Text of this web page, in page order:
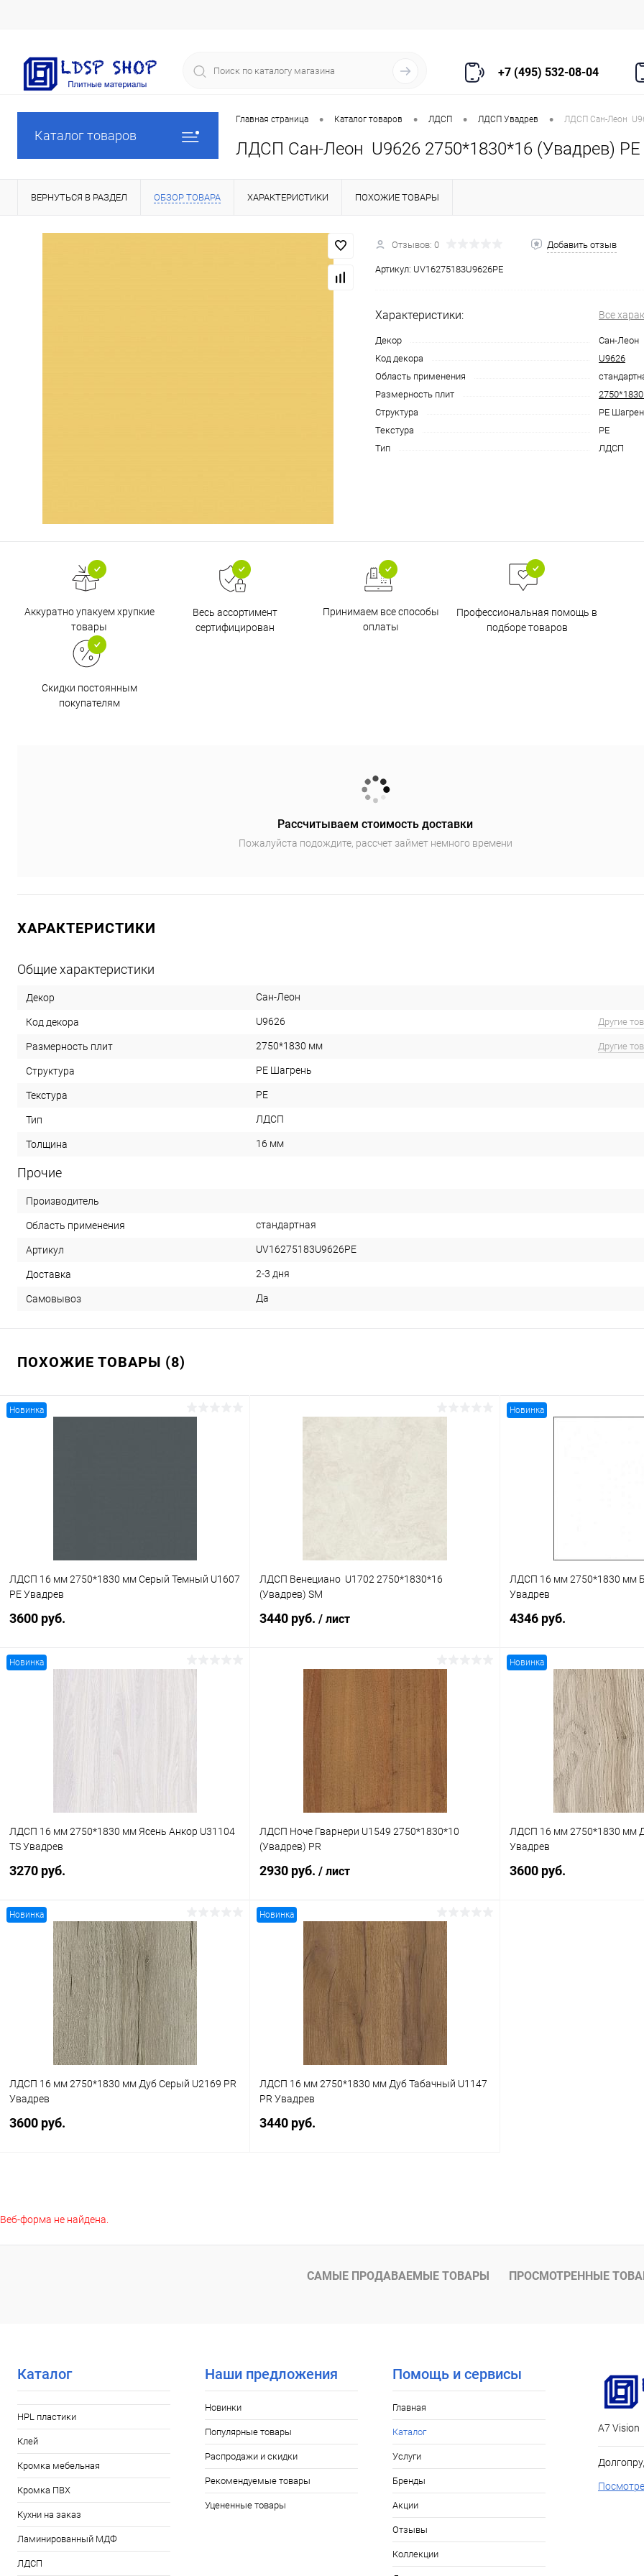
+7 (495) 532-08-04
Каталог товаров
Главная страница • Каталог товаров • ЛДСП • ЛДСП Увадрев • ЛДСП Сан-Леон
ЛДСП Сан-Леон U9626 2750*1830*16 (Увадрев) PE
ВЕРНУТЬСЯ В РАЗДЕЛ ОБЗОР ТОВАРА ХАРАКТЕРИСТИКИ ПОХОЖИЕ ТОВАРЫ
Отзывов: 0 Добавить отзыв
Артикул: UV16275183U9626PE
Характеристики: Все
Декор
Сан-Леон
Код декора
U9626
Область применения
Размерность плит
Структура
PE
Текстура
PE
Тип
ЛДСП
Аккуратно упакуем хрупкие
товары
Весь ассортимент
сертифицирован
Принимаем все способы
оплаты
Профессиональная помощь в
подборе товаров
Скидки постоянным
покупателям
Рассчитываем стоимость доставки
Пожалуйста подождите, рассчет займет немного времени
ХАРАКТЕРИСТИКИ
Общие характеристики
Декор Сан-Леон
Код декора U9626 Другие
Размерность плит 2750*1830 мм Другие
Структура PE Шагрень
Текстура PE
Тип ЛДСП
Толщина 16 мм
Прочие
Производитель
Область применения cтандартная
Артикул UV16275183U9626PE
Доставка 2-3 дня
Самовывоз Да
ПОХОЖИЕ ТОВАРЫ (8)
Новинка
ЛДСП 16 мм 2750*1830 мм Серый Темный U1607
PE Увадрев
3600 руб.
ЛДСП Венециано U1702 2750*1830*16
(Увадрев) SM
3440 руб. / лист
В наличии
Новинка
ЛДСП 16 мм 2750*1830 мм
Увадрев
4346 руб.
В
Купить в 1 клик
В избранное
Новинка
ЛДСП 16 мм 2750*1830 мм Ясень Анкор U31104
TS Увадрев
3270 руб.
В корзину
Купить в 1 клик К сравнению
В избранное В наличии
ЛДСП Ноче Гварнери U1549 2750*1830*10
(Увадрев) PR
2930 руб. / лист
В корзину
Купить в 1 клик К сравнению
В избранное В наличии
Новинка
ЛДСП 16 мм 2750*1830 мм
Увадрев
3600 руб.
Новинка
ЛДСП 16 мм 2750*1830 мм Дуб Серый U2169 PR
Увадрев
3600 руб.
Купить в 1 клик
В избранное В наличии
Новинка
ЛДСП 16 мм 2750*1830 мм Дуб Табачный U1147
PR Увадрев
3440 руб.
В избранное В наличии
Веб-форма не найдена.
САМЫЕ ПРОДАВАЕМЫЕ ТОВАРЫ ПРОСМОТРЕННЫЕ
Каталог
HPL пластики
Клей
Кромка мебельная
Кромка ПВХ
Кухни на заказ
Ламинированный МДФ
ЛДСП
Наши предложения
Новинки
Популярные товары
Распродажи и скидки
Рекомендуемые товары
Уцененные товары
Помощь и сервисы
Главная
Каталог
Услуги
Бренды
Акции
Отзывы
Коллекции
А7 Vision